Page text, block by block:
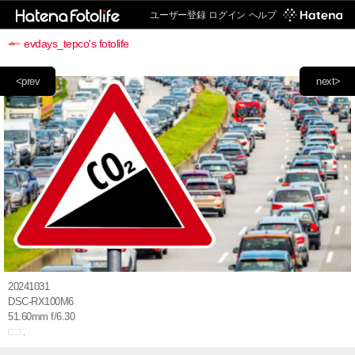
ユーザー登録 ログイン ヘルプ
evdays_tepco's fotolife
next>
<prev
20241031
DSC-RX100M6
51.60mm f/6.30